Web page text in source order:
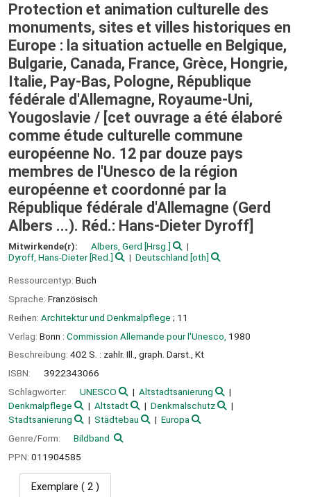
Protection et animation culturelle des
monuments, sites et villes historiques en
Europe : la situation actuelle en Belgique,
Bulgarie, Canada, France, Grèce, Hongrie,
Italie, Pay-Bas, Pologne, République
fédérale d'Allemagne, Royaume-Uni,
Yougoslavie / [cet ouvrage a été élaboré
comme étude culturelle commune
européenne No. 12 par douze pays
membres de l'Unesco de la région
européenne et coordonné par la
République fédérale d'Allemagne (Gerd
Albers ...). Réd.: Hans-Dieter Dyroff]
Mitwirkende(r): Albers, Gerd [Hrsg.]
Dyroff, Hans-Dieter[Red.] Deutschland [oth]
Ressourcentyp: Buch
Sprache: Französisch
Reihen: Architektur und Denkmalpflege ; 11
Verlag: Bonn : Commission Allemande pour l'Unesco, 1980
Beschreibung: 402 S. : zahlr. Ill., graph. Darst., Kt
ISBN:
3922343066
Schlagwörter:
UNESCO
Altstadtsanierung
Denkmalpflege
Altstadt
Denkmalschutz
Stadtsanierung
Städtebau
Europa
Genre/Form:
Bildband
PPN: 011904585
Exemplare ( 2 )